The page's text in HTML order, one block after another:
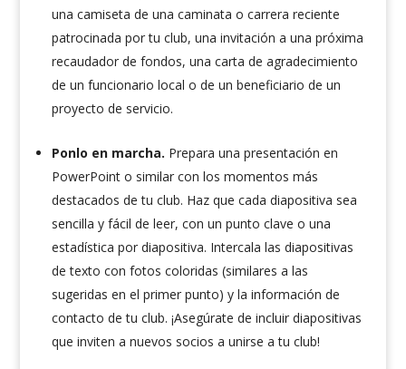
una camiseta de una caminata o carrera reciente
patrocinada por tu club, una invitación a una próxima
recaudador de fondos, una carta de agradecimiento
de un funcionario local o de un beneficiario de un
proyecto de servicio.
Ponlo en marcha. Prepara una presentación en
PowerPoint o similar con los momentos más
destacados de tu club. Haz que cada diapositiva sea
sencilla y fácil de leer, con un punto clave o una
estadística por diapositiva. Intercala las diapositivas
de texto con fotos coloridas (similares a las
sugeridas en el primer punto) y la información de
contacto de tu club. ¡Asegúrate de incluir diapositivas
que inviten a nuevos socios a unirse a tu club!